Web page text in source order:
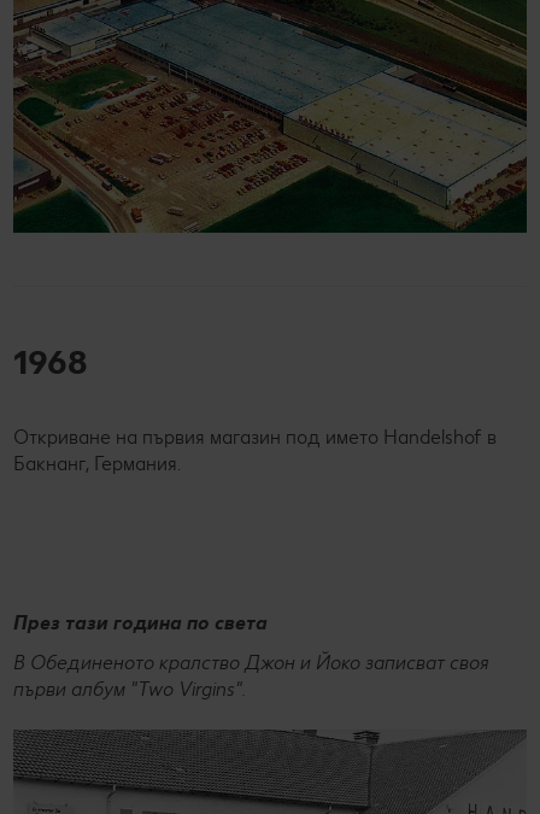
1968
Откриване на първия магазин под името Handelshof в
Бакнанг, Германия.
През тази година по света
В Обединеното кралство Джон и Йоко записват своя
първи албум "Two Virgins".